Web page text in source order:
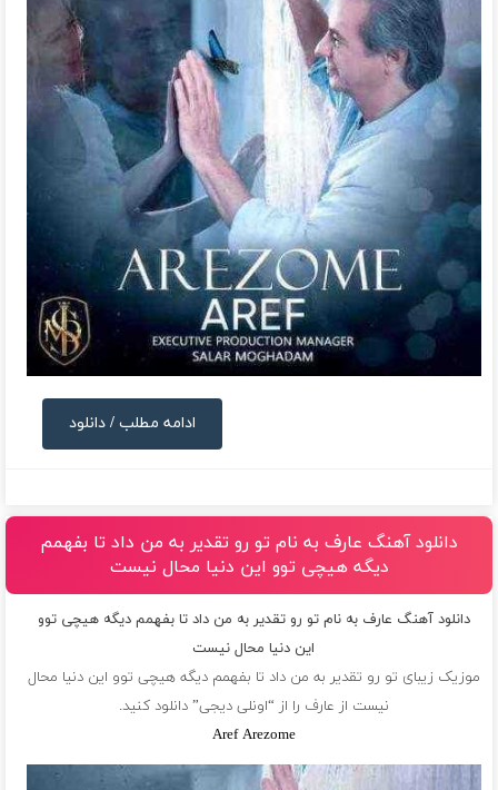
ادامه مطلب / دانلود
دانلود آهنگ عارف به نام تو رو تقدیر به من داد تا بفهمم
دیگه هیچی توو این دنیا محال نیست
دانلود آهنگ عارف به نام تو رو تقدیر به من داد تا بفهمم دیگه هیچی توو
این دنیا محال نیست
موزیک زیبای تو رو تقدیر به من داد تا بفهمم دیگه هیچی توو این دنیا محال
نیست از عارف را از “اونلی دیجی” دانلود کنید.
Aref Arezome